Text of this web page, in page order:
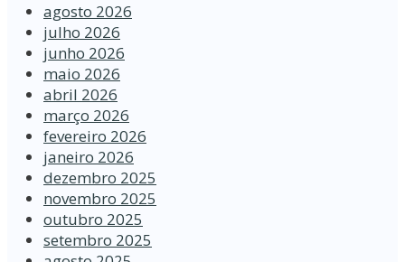
agosto 2026
julho 2026
junho 2026
maio 2026
abril 2026
março 2026
fevereiro 2026
janeiro 2026
dezembro 2025
novembro 2025
outubro 2025
setembro 2025